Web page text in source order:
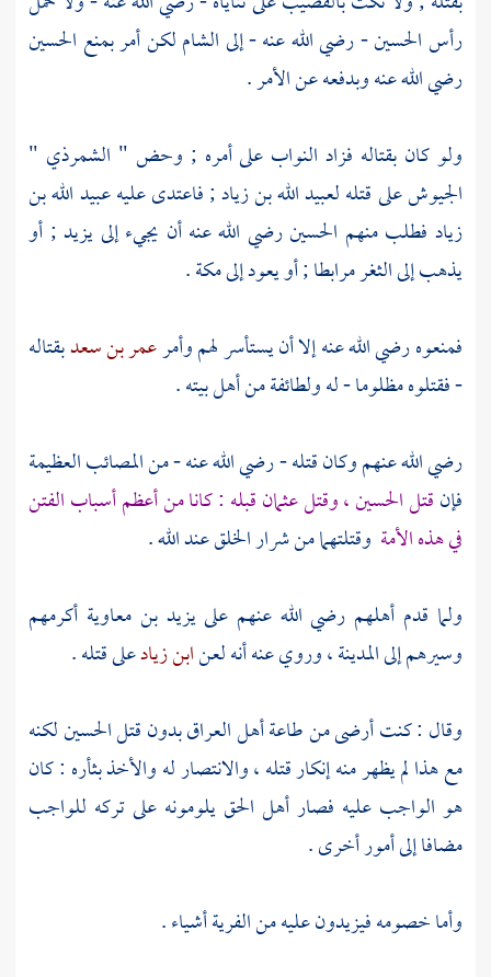
رأسالحسين- رضي الله عنه - إلىالشاملكن أمر بمنع الحسين
رضي الله عنه وبدفعه عن الأمر .
ولو كان بقتاله فزاد النواب على أمره ; وحض " الشمرذي "
الجيوش على قتلهلعبيد الله بن زياد; فاعتدى عليهعبيد الله بن
زياد فطلب منهم الحسينرضي الله عنه أن يجيء إلىيزيد; أو
يذهب إلى الثغر مرابطا ; أو يعود إلىمكة .
فمنعوه رضي الله عنه إلا أن يستأسر لهم وأمرعمر بن سعدبقتاله
- فقتلوه مظلوما - له ولطائفة من أهل بيته .
رضي الله عنهم وكان قتله - رضي الله عنه - من المصائب العظيمة
فإنقتلالحسين، وقتلعثمانقبله : كانا من أعظم أسباب الفتن
في هذه الأمة وقتلتهما من شرار الخلق عند الله .
ولما قدم أهلهم رضي الله عنهم علىيزيد بن معاوية أكرمهم
وسيرهم إلىالمدينة، وروي عنه أنه لعنابن زيادعلى قتله .
وقال : كنت أرضى من طاعةأهلالعراقبدون قتلالحسينلكنه
مع هذا لم يظهر منه إنكار قتله ، والانتصار له والأخذ بثأره : كان
هو الواجب عليه فصار أهل الحق يلومونه على تركه للواجب
مضافا إلى أمور أخرى .
وأما خصومه فيزيدون عليه من الفرية أشياء .